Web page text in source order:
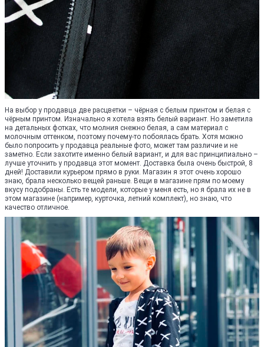
На выбор у продавца две расцветки – чёрная с белым принтом и белая с
чёрным принтом. Изначально я хотела взять белый вариант. Но заметила
на детальных фотках, что молния снежно белая, а сам материал с
молочным оттенком, поэтому почему-то побоялась брать. Хотя можно
было попросить у продавца реальные фото, может там различие и не
заметно. Если захотите именно белый вариант, и для вас принципиально –
лучше уточнить у продавца этот момент. Доставка была очень быстрой, 8
дней! Доставили курьером прямо в руки. Магазин я этот очень хорошо
знаю, брала несколько вещей раньше. Вещи в магазине прям по моему
вкусу подобраны. Есть те модели, которые у меня есть, но я брала их не в
этом магазине (например, курточка, летний комплект), но знаю, что
качество отличное.